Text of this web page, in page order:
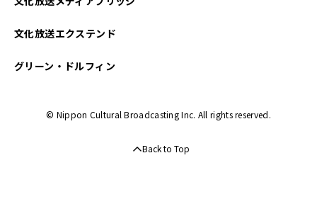
文化放送エクステンド
グリーン・ドルフィン
© Nippon Cultural Broadcasting Inc. All rights reserved.
Back to Top